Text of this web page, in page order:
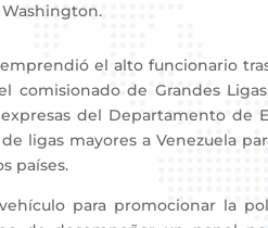
el alto funcionario
comisionado de Grandes
del Departamento de
ligas mayores a Venezuela
países.
para promocionar la